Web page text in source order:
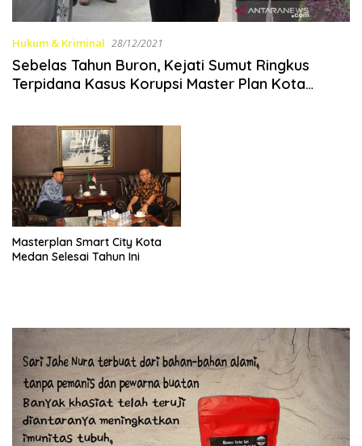
Hukum & Kriminal 28/12/2021
Sebelas Tahun Buron, Kejati Sumut Ringkus
Terpidana Kasus Korupsi Master Plan Kota
Masterplan Smart City Kota
Medan Selesai Tahun Ini